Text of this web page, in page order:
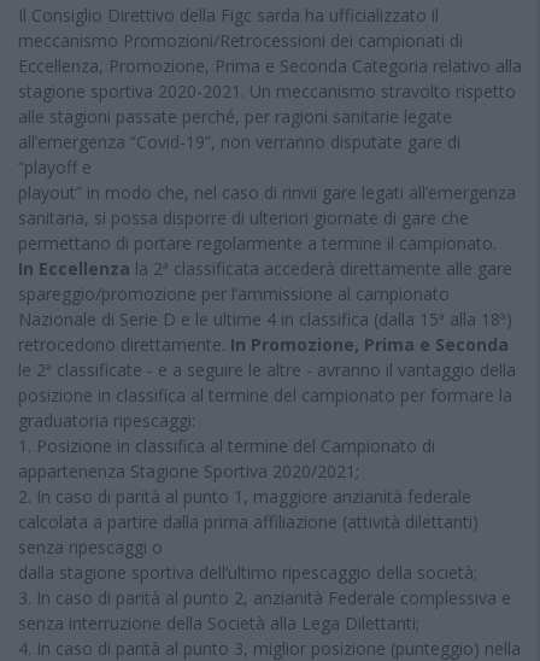
Il Consiglio Direttivo della Figc sarda ha ufficializzato il
meccanismo Promozioni/Retrocessioni dei campionati di
Eccellenza, Promozione, Prima e Seconda Categoria relativo alla
stagione sportiva 2020-2021. Un meccanismo stravolto rispetto
alle stagioni passate perché, per ragioni sanitarie legate
all’emergenza “Covid-19”, non verranno disputate gare di
“playoff e
playout” in modo che, nel caso di rinvii gare legati all’emergenza
sanitaria, si possa disporre di ulteriori giornate di gare che
permettano di portare regolarmente a termine il campionato.
In Eccellenza la 2ª classificata accederà direttamente alle gare
spareggio/promozione per l’ammissione al campionato
Nazionale di Serie D e le ultime 4 in classifica (dalla 15ª alla 18ª)
retrocedono direttamente. In Promozione, Prima e Seconda
le 2ª classificate - e a seguire le altre - avranno il vantaggio della
posizione in classifica al termine del campionato per formare la
graduatoria ripescaggi:
1. Posizione in classifica al termine del Campionato di
appartenenza Stagione Sportiva 2020/2021;
2. In caso di parità al punto 1, maggiore anzianità federale
calcolata a partire dalla prima affiliazione (attività dilettanti)
senza ripescaggi o
dalla stagione sportiva dell’ultimo ripescaggio della società;
3. In caso di parità al punto 2, anzianità Federale complessiva e
senza interruzione della Società alla Lega Dilettanti;
4. In caso di parità al punto 3, miglior posizione (punteggio) nella